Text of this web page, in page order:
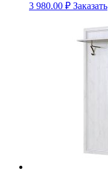
3 980.00 ₽ Заказать